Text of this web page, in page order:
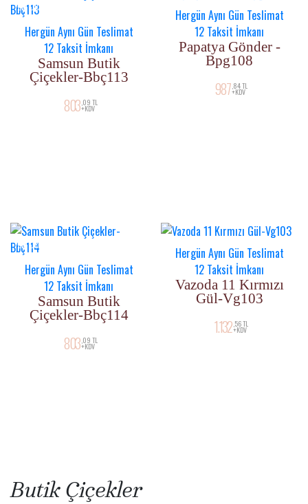
YENI ÜRÜN
Hergün Aynı Gün Teslimat
12 Taksit İmkanı
Samsun Butik
Çiçekler-Bbç113
803 ,09 TL
+KDV
Hergün Aynı Gün Teslimat
12 Taksit İmkanı
Papatya Gönder -
Bpg108
987 ,84 TL
+KDV
YENI ÜRÜN
Hergün Aynı Gün Teslimat
12 Taksit İmkanı
Samsun Butik
Çiçekler-Bbç114
803 ,09 TL
+KDV
Hergün Aynı Gün Teslimat
12 Taksit İmkanı
Vazoda 11 Kırmızı
Gül-Vg103
1.132 ,56 TL
+KDV
Butik Çiçekler